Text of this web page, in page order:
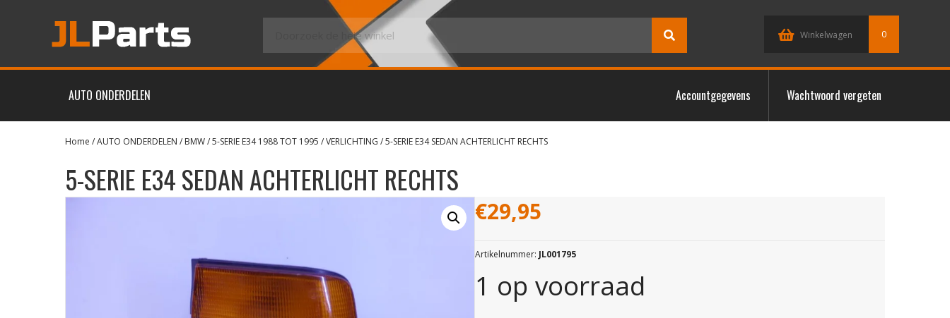
Winkelwagen 0
AUTO ONDERDELEN Accountgegevens Wachtwoord vergeten
Home /AUTO ONDERDELEN / BMW/5-SERIE E34 1988 TOT 1995 /VERLICHTING / 5-SERIE E34 SEDAN ACHTERLICHT RECHTS
5-SERIE E34 SEDAN ACHTERLICHT RECHTS
€29,95
Artikelnummer: JL001795
1 op voorraad